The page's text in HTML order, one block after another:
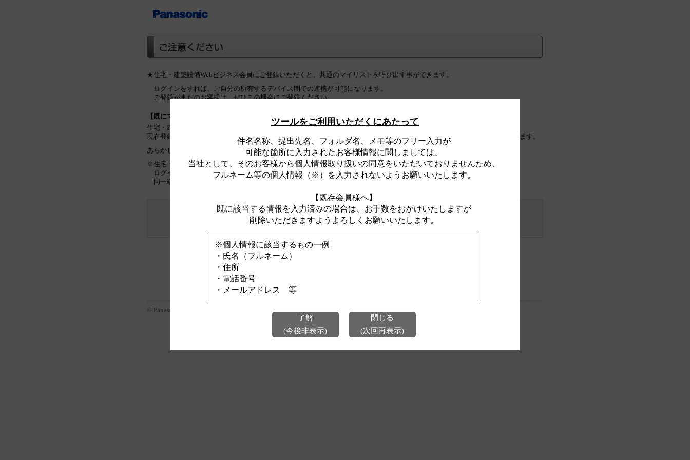
★住宅・建築設備Webビジネス会員にご登録いただくと、共通のマイリストを呼び出す事ができます。
ログインをすれば、ご自分の所有するデバイス間での連携が可能になります。
ご登録がまだのお客様は、ぜひこの機会にご登録ください。
【既にマイリストをご利用の皆様へ】
住宅・建築設備Webビジネス会員への『初回ログイン時』に限り、ログインが完了した時点で、
現在登録しているマイリスト全件が、住宅・建築設備Webビジネス会員用マイリストとして『自動的』に紐付け（移動）されます。
あらかじめご了承ください。
※住宅・建築設備Webビジネス会員用マイリストは、ログイン時のみ、閲覧可能なリストです。
ログインをしていない場合は、
同一端末のみで管理可能な一般用マイリストをサイト上に表示します。
今後、このページを表示しない
© Panasonic Corporation
ツールをご利用いただくにあたって
件名名称、提出先名、フォルダ名、メモ等のフリー入力が
可能な箇所に入力されたお客様情報に関しましては、
当社として、そのお客様から個人情報取り扱いの同意をいただいておりませんため、
フルネーム等の個人情報（※）を入力されないようお願いいたします。
【既存会員様へ】
既に該当する情報を入力済みの場合は、お手数をおかけいたしますが
削除いただきますようよろしくお願いいたします。
※個人情報に該当するもの一例
・氏名（フルネーム）
・住所
・電話番号
・メールアドレス 等
了解
(今後非表示)
閉じる
(次回再表示)